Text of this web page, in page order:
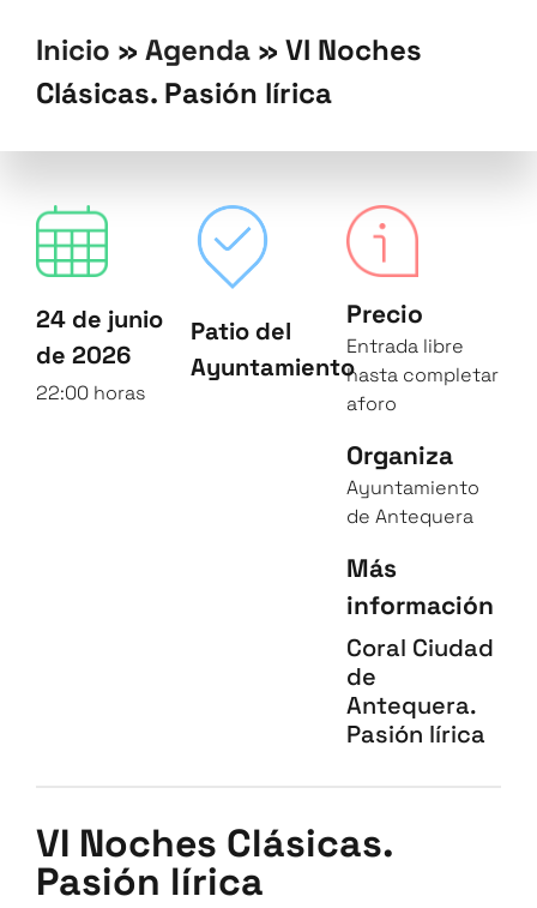
Inicio » Agenda » VI Noches
Clásicas. Pasión lírica
24 de junio
de 2026
22:00 horas
Patio del
Ayuntamiento
Precio
Entrada libre
hasta completar
aforo
Organiza
Ayuntamiento
de Antequera
Más
información
Coral Ciudad
de
Antequera.
Pasión lírica
VI Noches Clásicas.
Pasión lírica